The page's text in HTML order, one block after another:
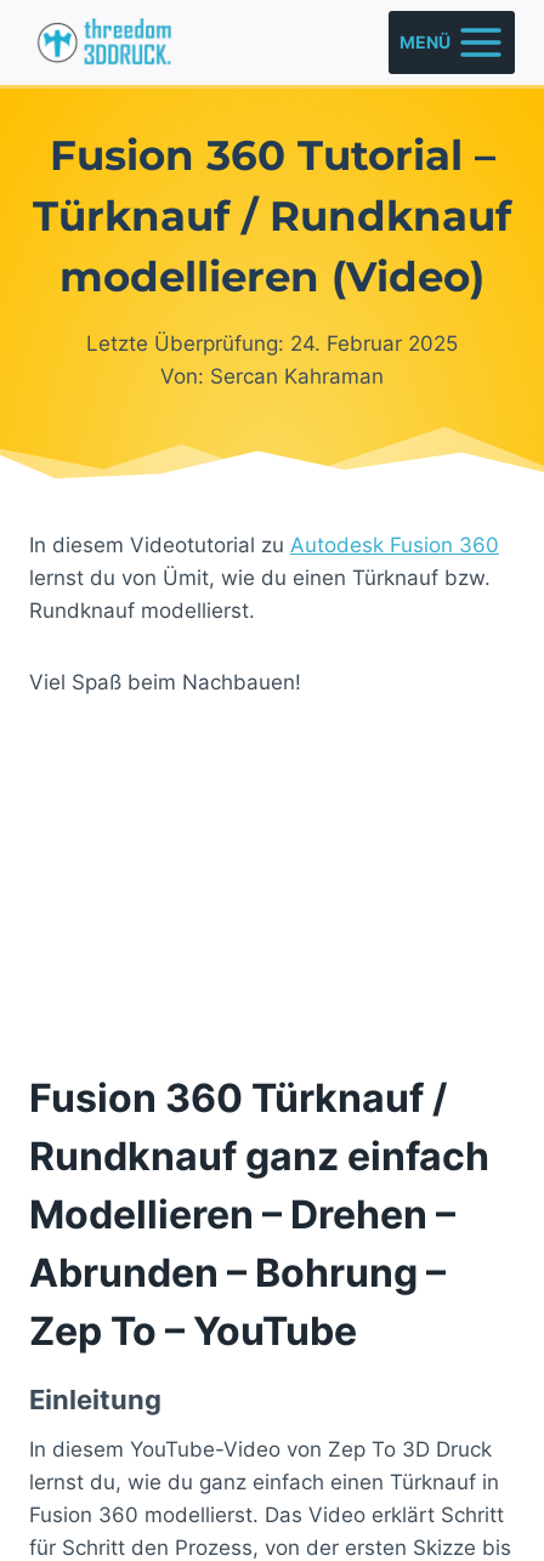
Inhalt
springen
MENÜ
Fusion 360 Tutorial –
Türknauf / Rundknauf
modellieren (Video)
Letzte Überprüfung: 24. Februar 2025
Von: Sercan Kahraman
In diesem Videotutorial zu Autodesk Fusion 360
lernst du von Ümit, wie du einen Türknauf bzw.
Rundknauf modellierst.
Viel Spaß beim Nachbauen!
Fusion 360 Türknauf /
Rundknauf ganz einfach
Modellieren – Drehen –
Abrunden – Bohrung –
Zep To – YouTube
Einleitung
In diesem YouTube-Video von Zep To 3D Druck
lernst du, wie du ganz einfach einen Türknauf in
Fusion 360 modellierst. Das Video erklärt Schritt
für Schritt den Prozess, von der ersten Skizze bis